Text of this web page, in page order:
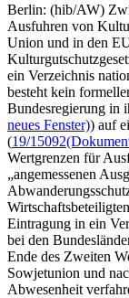
Berlin: (hib/AW)
Ausfuhren von
Union und in den
ein Verzeichnis
besteht kein
Bundesregierung in
neues Fenster)) auf
(19/15092
Wertgrenzen für
„angemessenen
Eintragung in ein
bei den
Ende des Zweiten
Sowjetunion und
Abwesenheit